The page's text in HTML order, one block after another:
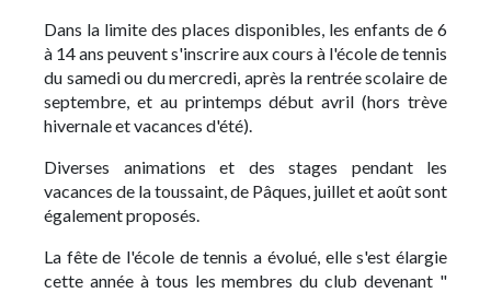
Dans la limite des places disponibles, les enfants de 6
à 14 ans peuvent s'inscrire aux cours à l'école de tennis
du samedi ou du mercredi, après la rentrée scolaire de
septembre, et au printemps début avril (hors trève
hivernale et vacances d'été).
Diverses animations et des stages pendant les
vacances de la toussaint, de Pâques, juillet et août sont
également proposés.
La fête de l'école de tennis a évolué, elle s'est élargie
cette année à tous les membres du club devenant "